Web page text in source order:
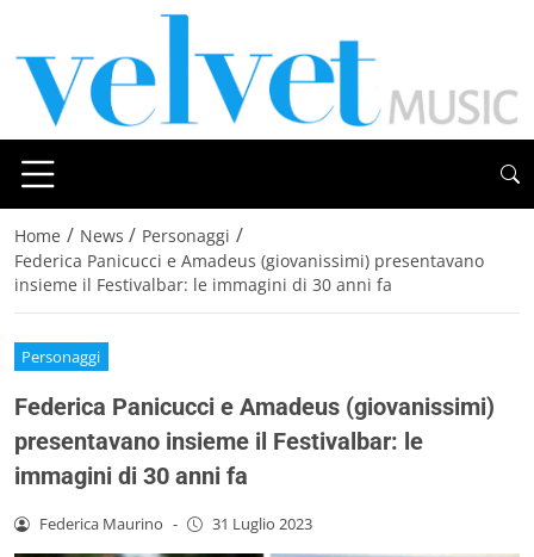
Home / News / Personaggi /
Federica Panicucci e Amadeus (giovanissimi) presentavano
insieme il Festivalbar: le immagini di 30 anni fa
Personaggi
Federica Panicucci e Amadeus (giovanissimi)
presentavano insieme il Festivalbar: le
immagini di 30 anni fa
Federica Maurino - 31 Luglio 2023